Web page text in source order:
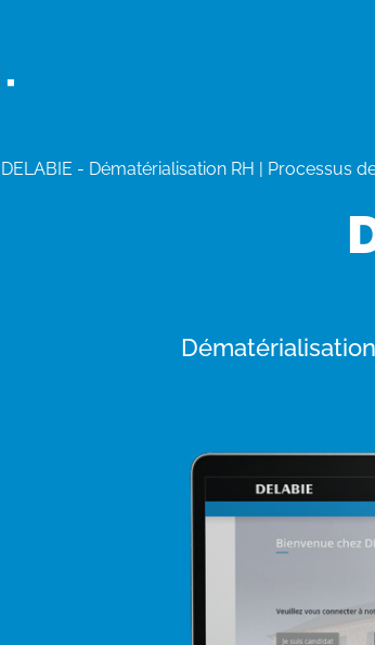
DELABIE - Dématérialisation RH | Processus